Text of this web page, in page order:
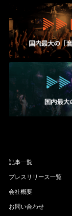
記事一覧
プレスリリース一覧
会社概要
お問い合わせ